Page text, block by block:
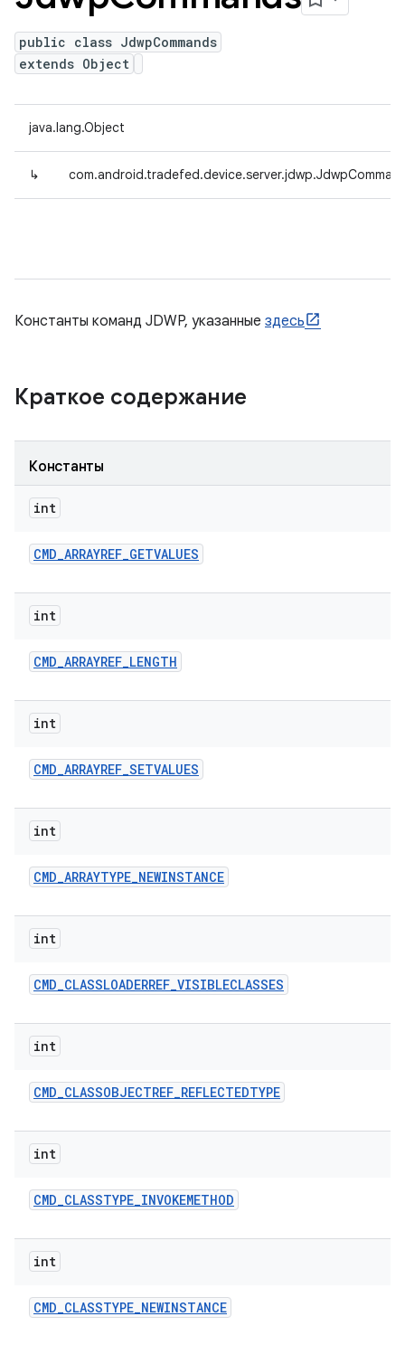
public class JdwpCommands
extends Object
java.lang.Object
↳
Константы команд JDWP, указанные здесь
Краткое содержание
Константы
int
CMD_ARRAYREF_GETVALUES
int
CMD_ARRAYREF_LENGTH
int
CMD_ARRAYREF_SETVALUES
int
CMD_ARRAYTYPE_NEWINSTANCE
int
CMD_CLASSLOADERREF_VISIBLECLASSES
int
CMD_CLASSOBJECTREF_REFLECTEDTYPE
int
CMD_CLASSTYPE_INVOKEMETHOD
int
CMD_CLASSTYPE_NEWINSTANCE